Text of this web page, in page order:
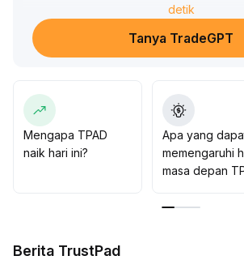
resistance, serta menerapkan strategi
dalam kisaran tersebut
Jika harga menembus 2,30 dengan
support, harus segera menghentikan
mengendalikan posisi secara
prioritas pada pengendalian risiko.
detik
Tanya TradeGPT
Mengapa TPAD
naik hari ini?
Apa yang
memengaruhi
masa depan
Berita TrustPad